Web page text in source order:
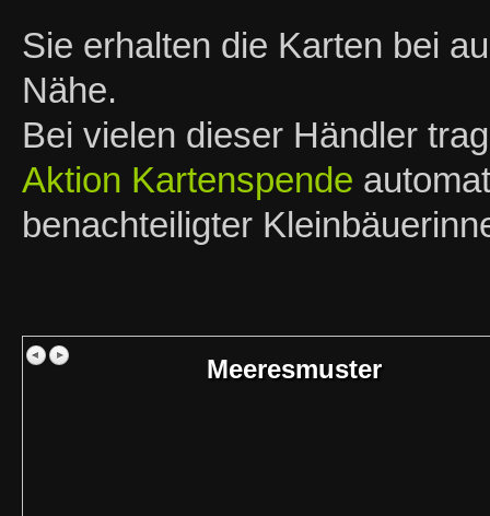
Sie erhalten die Karten bei
Nähe.
Bei vielen dieser Händler
Aktion Kartenspende
benachteiligter
Meeresmuster